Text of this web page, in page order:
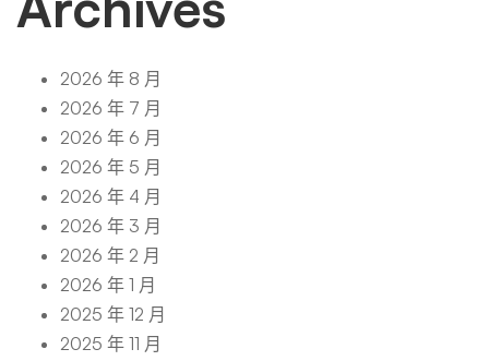
2026 年 8 月
2026 年 7 月
2026 年 6 月
2026 年 5 月
2026 年 4 月
2026 年 3 月
2026 年 2 月
2026 年 1 月
2025 年 12 月
2025 年 11 月